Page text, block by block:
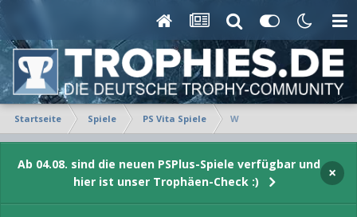
Startseite Spiele PS Vita Spiele W
Ab 04.08. sind die neuen PSPlus-Spiele verfügbar und
hier ist unser Trophäen-Check :)
×